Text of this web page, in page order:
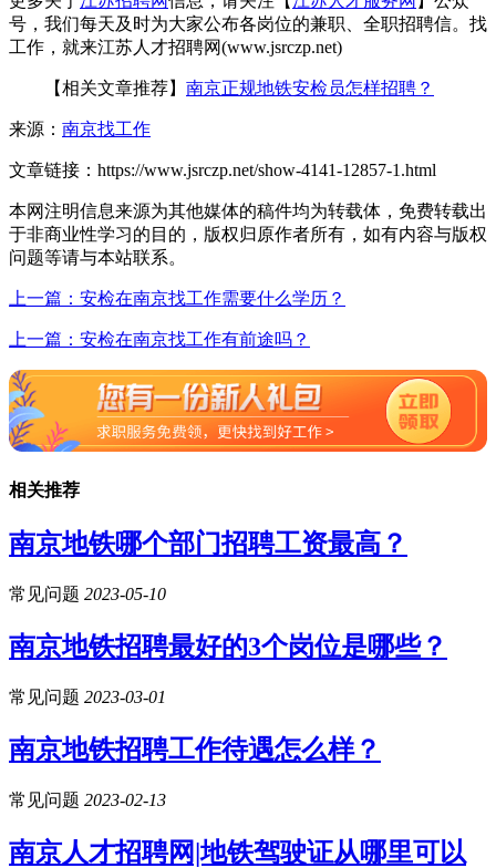
号，我们每天及时为大家公布各岗位的兼职、全职招聘信。找
工作，就来江苏人才招聘网(www.jsrczp.net)
【相关文章推荐】 南京正规地铁安检员怎样招聘？
来源： 南京找工作
文章链接： https://www.jsrczp.net/show-4141-12857-1.html
本网注明信息来源为其他媒体的稿件均为转载体，免费转载出
于非商业性学习的目的，版权归原作者所有，如有内容与版权
问题等请与本站联系。
上一篇：安检在南京找工作需要什么学历？
上一篇：安检在南京找工作有前途吗？
相关推荐
南京地铁哪个部门招聘工资最高？
常见问题 2023-05-10
南京地铁招聘最好的3个岗位是哪些？
常见问题 2023-03-01
南京地铁招聘工作待遇怎么样？
常见问题 2023-02-13
南京人才招聘网|地铁驾驶证从哪里可以